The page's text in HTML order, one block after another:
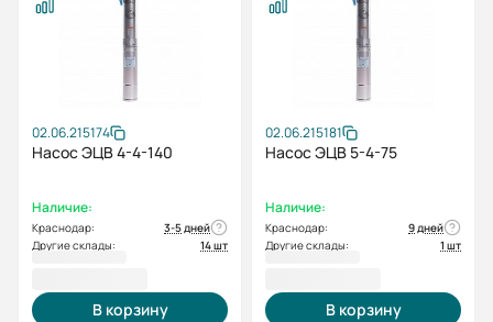
02.06.215174
Насос ЭЦВ 4-4-140
Наличие:
Краснодар:
3-5 дней
Другие склады:
14 шт
В корзину
02.06.215181
Насос ЭЦВ 5-4-75
Наличие:
Краснодар:
9 дней
Другие склады:
1 шт
В корзину